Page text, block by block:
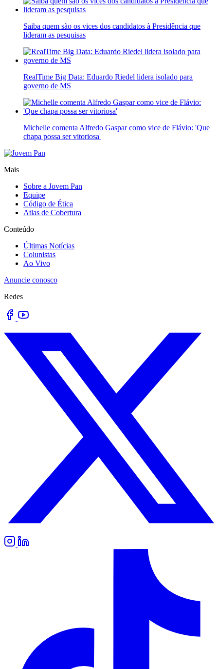
Saiba quem são os vices dos candidatos à Presidência que
lideram as pesquisas
RealTime Big Data: Eduardo Riedel lidera isolado para
governo de MS
Michelle comenta Alfredo Gaspar como vice de Flávio: 'Que
chapa possa ser vitoriosa'
Mais
Sobre a Jovem Pan
Equipe
Código de Ética
Atlas de Cobertura
Conteúdo
Últimas Notícias
Colunistas
Ao Vivo
Anuncie conosco
Redes